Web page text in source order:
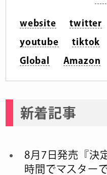
website twitter
youtube tiktok
Global Amazon
新着記事
8月7日発売『決
時間でマスター